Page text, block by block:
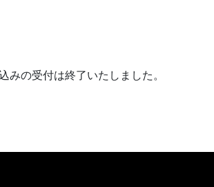
みの受付は終了いたしました。